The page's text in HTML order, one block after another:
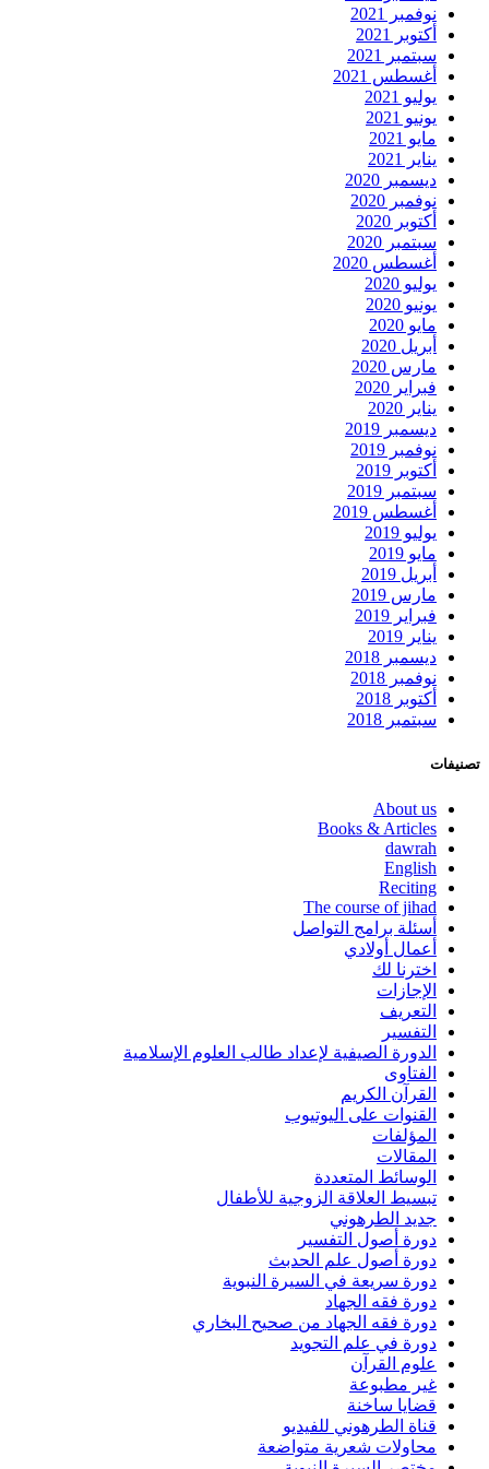
نوفمبر 2021
أكتوبر 2021
سبتمبر 2021
أغسطس 2021
يوليو 2021
يونيو 2021
مايو 2021
يناير 2021
ديسمبر 2020
نوفمبر 2020
أكتوبر 2020
سبتمبر 2020
أغسطس 2020
يوليو 2020
يونيو 2020
مايو 2020
أبريل 2020
مارس 2020
فبراير 2020
يناير 2020
ديسمبر 2019
نوفمبر 2019
أكتوبر 2019
سبتمبر 2019
أغسطس 2019
يوليو 2019
مايو 2019
أبريل 2019
مارس 2019
فبراير 2019
يناير 2019
ديسمبر 2018
نوفمبر 2018
أكتوبر 2018
سبتمبر 2018
تصنيفات
About us
Books & Articles
dawrah
English
Reciting
The course of jihad
أسئلة برامج التواصل
أعمال أولادي
اخترنا لك
الإجازات
التعريف
التفسير
الدورة الصيفية لإعداد طالب العلوم الإسلامية
الفتاوى
القرآن الكريم
القنوات على اليوتيوب
المؤلفات
المقالات
الوسائط المتعددة
تبسيط العلاقة الزوجية للأطفال
جديد الطرهوني
دورة أصول التفسير
دورة أصول علم الحدبث
دورة سريعة في السيرة النبوية
دورة فقه الجهاد
دورة فقه الجهاد من صحيح البخاري
دورة في علم التجويد
علوم القرآن
غير مطبوعة
قضايا ساخنة
قناة الطرهوني للفيديو
محاولات شعرية متواضعة